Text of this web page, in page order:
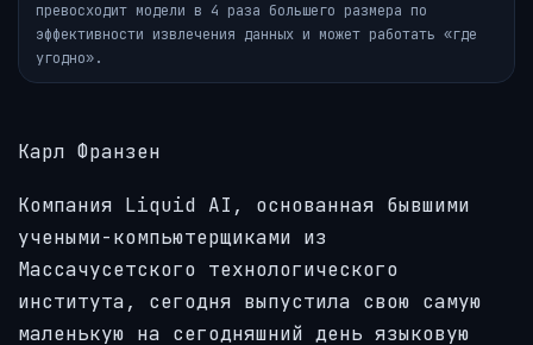
превосходит модели в 4 раза большего размера по
эффективности извлечения данных и может работать «где
угодно».
Карл Франзен
Компания Liquid AI, основанная бывшими
учеными-компьютерщиками из
Массачусетского технологического
института, сегодня выпустила свою самую
маленькую на сегодняшний день языковую